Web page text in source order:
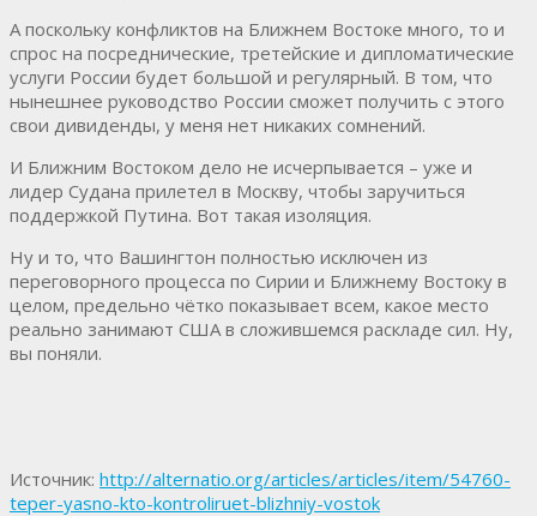
А поскольку конфликтов на Ближнем Востоке много, то и
спрос на посреднические, третейские и дипломатические
услуги России будет большой и регулярный. В том, что
нынешнее руководство России сможет получить с этого
свои дивиденды, у меня нет никаких сомнений.
И Ближним Востоком дело не исчерпывается – уже и
лидер Судана прилетел в Москву, чтобы заручиться
поддержкой Путина. Вот такая изоляция.
Ну и то, что Вашингтон полностью исключен из
переговорного процесса по Сирии и Ближнему Востоку в
целом, предельно чётко показывает всем, какое место
реально занимают США в сложившемся раскладе сил. Ну,
вы поняли.
Источник: http://alternatio.org/articles/articles/item/54760-
teper-yasno-kto-kontroliruet-blizhniy-vostok